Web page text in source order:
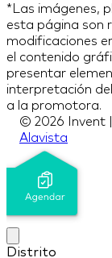
*Las imágenes,
esta página son
modificaciones
el contenido
presentar
interpretación
a la promotora.
© 2026 Invent
Alavista
Distrito